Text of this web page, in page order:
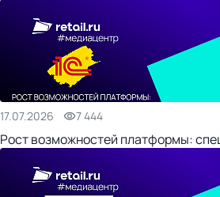
17.07.2026 7 444
Рост возможностей платформы: